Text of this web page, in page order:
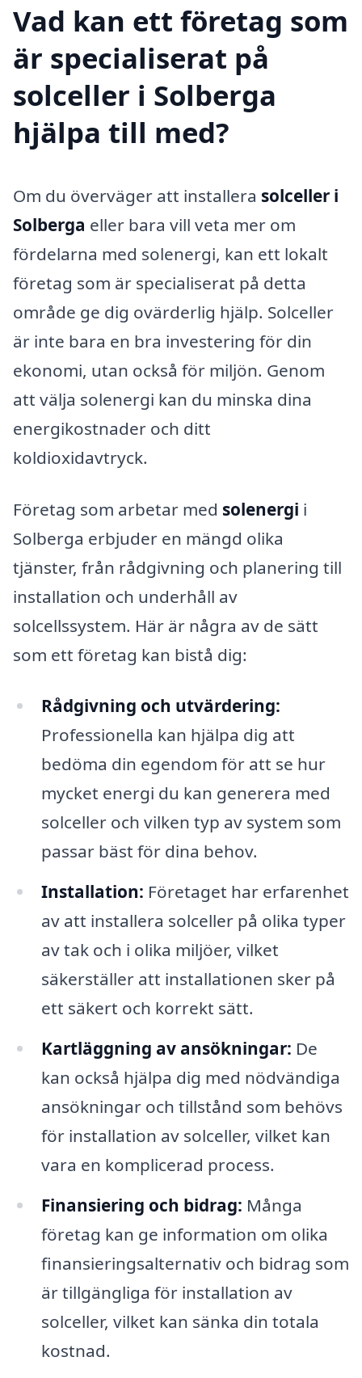
Vad kan ett företag som
är specialiserat på
solceller i Solberga
hjälpa till med?
Om du överväger att installera solceller i
Solberga eller bara vill veta mer om
fördelarna med solenergi, kan ett lokalt
företag som är specialiserat på detta
område ge dig ovärderlig hjälp. Solceller
är inte bara en bra investering för din
ekonomi, utan också för miljön. Genom
att välja solenergi kan du minska dina
energikostnader och ditt
koldioxidavtryck.
Företag som arbetar med solenergi i
Solberga erbjuder en mängd olika
tjänster, från rådgivning och planering till
installation och underhåll av
solcellssystem. Här är några av de sätt
som ett företag kan bistå dig:
Rådgivning och utvärdering:
Professionella kan hjälpa dig att
bedöma din egendom för att se hur
mycket energi du kan generera med
solceller och vilken typ av system som
passar bäst för dina behov.
Installation: Företaget har erfarenhet
av att installera solceller på olika typer
av tak och i olika miljöer, vilket
säkerställer att installationen sker på
ett säkert och korrekt sätt.
Kartläggning av ansökningar: De
kan också hjälpa dig med nödvändiga
ansökningar och tillstånd som behövs
för installation av solceller, vilket kan
vara en komplicerad process.
Finansiering och bidrag: Många
företag kan ge information om olika
finansieringsalternativ och bidrag som
är tillgängliga för installation av
solceller, vilket kan sänka din totala
kostnad.